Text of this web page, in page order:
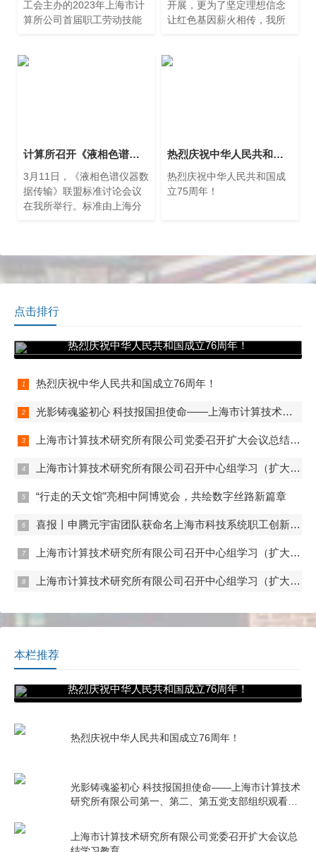
工会主办的2023年上海市计
算所公司首届职工劳动技能
活动分赛场。12月7日，党委
开展，更为了坚定理想信念
让红色基因薪火相传，我所
国共产党发起组成立地
计算所召开《液相色谱仪器数据传输》标准讨论会议
3月11日，《液相色谱仪器数
据传输》联盟标准讨论会议
在我所举行。标准由上海分
热烈庆祝中华人民共和国成立75周年！
热烈庆祝中华人民共和国成
立75周年！
点击排行
热烈庆祝中华人民共和国成立76周年！
热烈庆祝中华人民共和国成立76周年！
光影铸魂鉴初心 科技报国担使命——上海市计算技术研究所有限公司第一、第二、第五党支部组织观看电影《731》
上海市计算技术研究所有限公司党委召开扩大会议总结学习教育
上海市计算技术研究所有限公司召开中心组学习（扩大）会——组织观看抗战胜利80周年阅兵
“行走的天文馆”亮相中阿博览会，共绘数字丝路新篇章
喜报丨申腾元宇宙团队获命名上海市科技系统职工创新工作室
上海市计算技术研究所有限公司召开中心组学习（扩大）会——专题学习内控管理
上海市计算技术研究所有限公司召开中心组学习（扩大）会——专题学习数据流通与数据合规 数据产权与公共数据授权运营
本栏推荐
热烈庆祝中华人民共和国成立76周年！
热烈庆祝中华人民共和国成立76周年！
光影铸魂鉴初心 科技报国担使命——上海市计算技术
研究所有限公司第一、第二、第五党支部组织观看电
上海市计算技术研究所有限公司党委召开扩大会议总